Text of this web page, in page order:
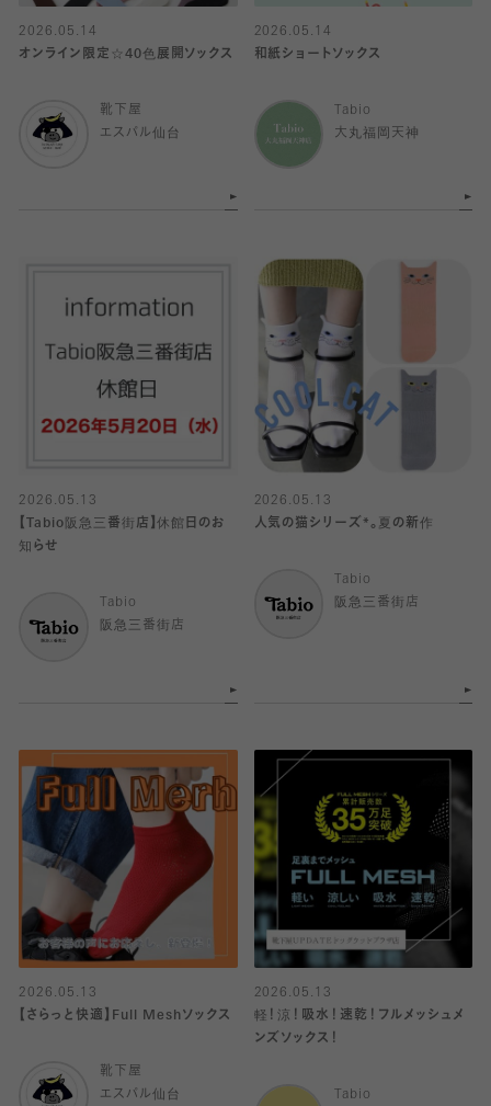
2026.05.14
オンライン限定☆40色展開ソックス
靴下屋
エスパル仙台
2026.05.14
和紙ショートソックス
Tabio
大丸福岡天神
2026.05.13
【Tabio阪急三番街店】休館日のお
知らせ
Tabio
阪急三番街店
2026.05.13
人気の猫シリーズ*。夏の新作
Tabio
阪急三番街店
2026.05.13
【さらっと快適】Full Meshソックス
靴下屋
エスパル仙台
2026.05.13
軽！涼！吸水！速乾！フルメッシュメ
ンズソックス！
Tabio